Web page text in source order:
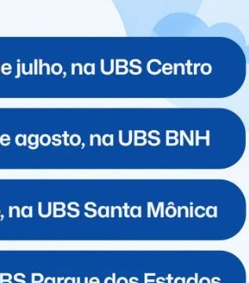
O show que
do
2016, com o
Maiara &
pelo em
de
Os portões
Leonardo. O